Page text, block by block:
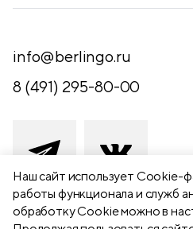
Наш сайт использует Сookie-
работы функционала и служб
обработку Cookie можно в
Контакты
Обратная связь
Письменные
Канцелярские
Чертежные
Хобби и творчество
Презентационное
info@berlingo.ru
8 (491) 295-80-00
391111 Рязанская обл.,